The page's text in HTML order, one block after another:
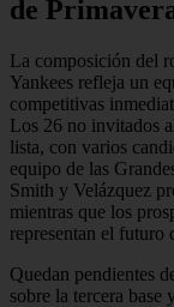
de
La composición del
Yankees refleja un
competitivas
Los 26 no invitados
lista, con varios
equipo de las
Smith y Velázquez
mientras que los
representan el futuro
Quedan pendientes
sobre la tercera